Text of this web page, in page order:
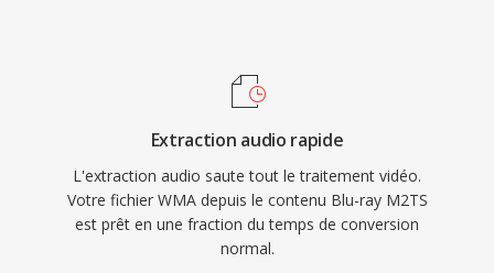
universellement compatible que le MP3 où
l&#039;AAC sûr les appareils non Microsoft. Le
format apparaît encore dans les mediatheques
anciennes, bien que dès codecs plus récents
aient largement pris sa place pour le streaming
et l&#039;usage portable.
Extraction audio rapide
L'extraction audio saute tout le traitement vidéo.
Votre fichier WMA depuis le contenu Blu-ray M2TS
est prêt en une fraction du temps de conversion
normal.